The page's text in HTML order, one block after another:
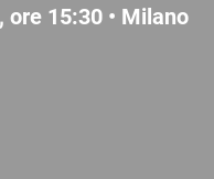
15:30 • Milano